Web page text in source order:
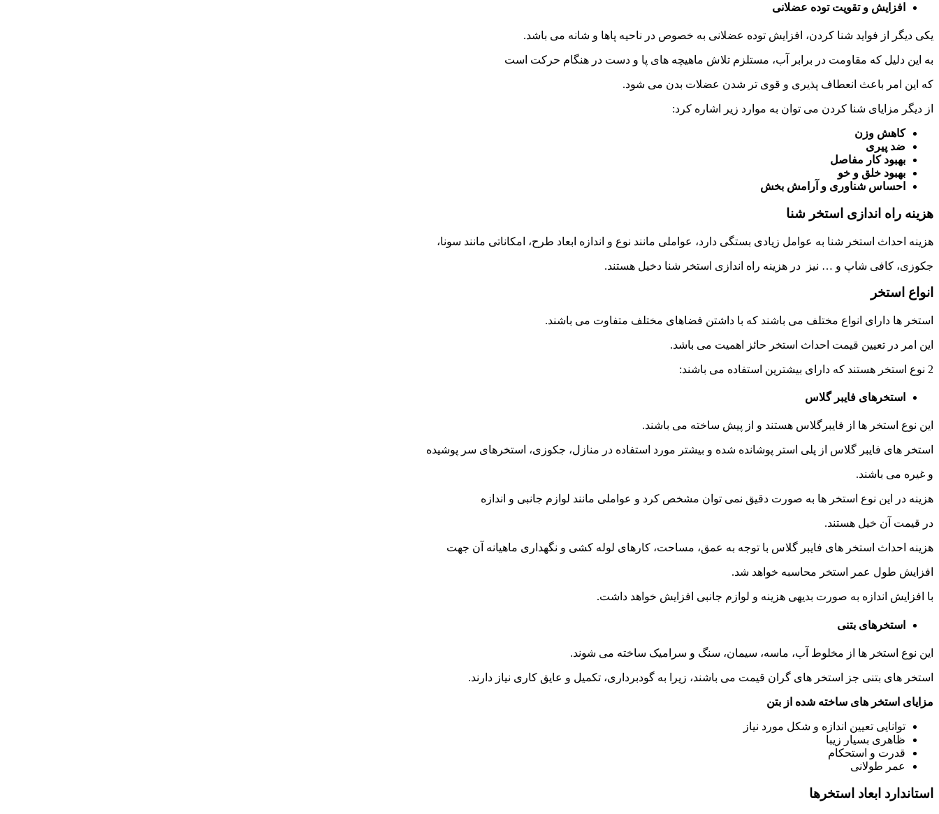
افزایش و تقویت توده عضلانی
یکی دیگر از فواید شنا کردن، افزایش توده عضلانی به خصوص در ناحیه پاها و شانه می باشد.
به این دلیل که مقاومت در برابر آب، مستلزم تلاش ماهیچه های پا و دست در هنگام حرکت است
که این امر باعث انعطاف پذیری و قوی تر شدن عضلات بدن می شود.
از دیگر مزایای شنا کردن می توان به موارد زیر اشاره کرد:
کاهش وزن
ضد پیری
بهبود کار مفاصل
بهبود خلق و خو
احساس شناوری و آرامش بخش
هزینه راه اندازی استخر شنا
هزینه احداث استخر شنا به عوامل زیادی بستگی دارد، عواملی مانند نوع و اندازه ابعاد طرح، امکاناتی مانند سونا،
جکوزی، کافی شاپ و … نیز در هزینه راه اندازی استخر شنا دخیل هستند.
انواع استخر
استخر ها دارای انواع مختلف می باشند که با داشتن فضاهای مختلف متفاوت می باشند.
این امر در تعیین قیمت احداث استخر حائز اهمیت می باشد.
2 نوع استخر هستند که دارای بیشترین استفاده می باشند:
استخرهای فایبر گلاس
این نوع استخر ها از فایبرگلاس هستند و از پیش ساخته می باشند.
استخر های فایبر گلاس از پلی استر پوشانده شده و بیشتر مورد استفاده در منازل، جکوزی، استخرهای سر پوشیده
و غیره می باشند.
هزینه در این نوع استخر ها به صورت دقیق نمی توان مشخص کرد و عواملی مانند لوازم جانبی و اندازه
در قیمت آن خیل هستند.
هزینه احداث استخر های فایبر گلاس با توجه به عمق، مساحت، کارهای لوله کشی و نگهداری ماهیانه آن جهت
افزایش طول عمر استخر محاسبه خواهد شد.
با افزایش اندازه به صورت بدیهی هزینه و لوازم جانبی افزایش خواهد داشت.
استخرهای بتنی
این نوع استخر ها از مخلوط آب، ماسه، سیمان، سنگ و سرامیک ساخته می شوند.
استخر های بتنی جز استخر های گران قیمت می باشند، زیرا به گودبرداری، تکمیل و عایق کاری نیاز دارند.
مزایای استخر های ساخته شده از بتن
توانایی تعیین اندازه و شکل مورد نیاز
ظاهری بسیار زیبا
قدرت و استحکام
عمر طولانی
استاندارد ابعاد استخرها